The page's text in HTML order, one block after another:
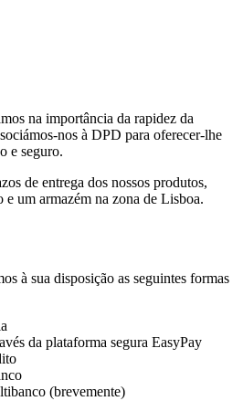
na importância da rapidez da
nos à DPD para oferecer-lhe
e seguro.
de entrega dos nossos produtos,
um armazém na zona de Lisboa.
à sua disposição as seguintes formas
da plataforma segura EasyPay
(brevemente)